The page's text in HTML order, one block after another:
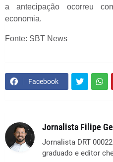
a antecipação ocorreu
economia.
Fonte: SBT News
Facebook
Jornalista Filipe
Jornalista DRT
graduado e editor